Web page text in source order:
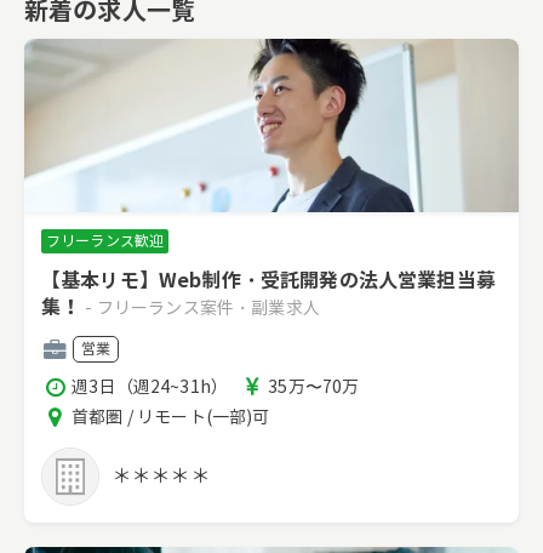
新着の求人一覧
フリーランス歓迎
【基本リモ】Web制作・受託開発の法人営業担当募
集！
- フリーランス案件・副業求人
職
種
営業
稼
働
時
間
週3日（週24~31h）
報
酬
35万〜70万
エ
ア
首都圏 / リモート(一部)可
＊＊＊＊＊